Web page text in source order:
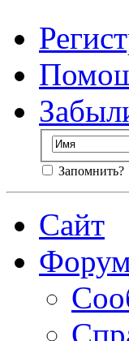
Запомнить?
Сайт